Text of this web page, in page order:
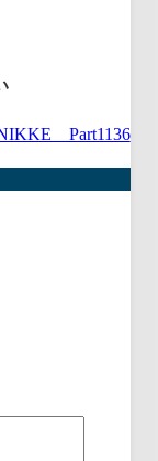
Part1136